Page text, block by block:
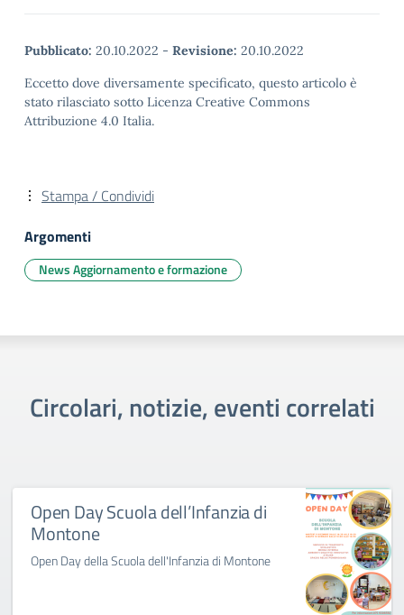
Pubblicato: 20.10.2022 - Revisione: 20.10.2022
Eccetto dove diversamente specificato, questo articolo è
stato rilasciato sotto Licenza Creative Commons
Attribuzione 4.0 Italia.
Stampa / Condividi
Argomenti
News Aggiornamento e formazione
Circolari, notizie, eventi correlati
Open Day Scuola dell’Infanzia di
Montone
Open Day della Scuola dell'Infanzia di Montone